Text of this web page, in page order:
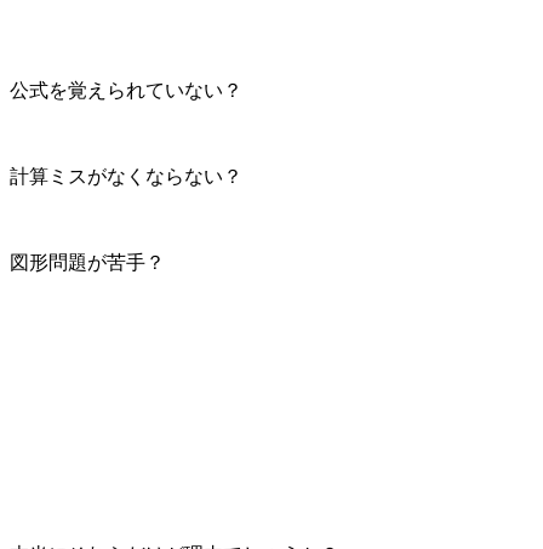
公式を覚えられていない？
計算ミスがなくならない？
図形問題が苦手？